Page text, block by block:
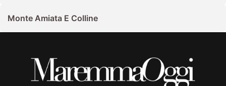
Monte Amiata E Colline